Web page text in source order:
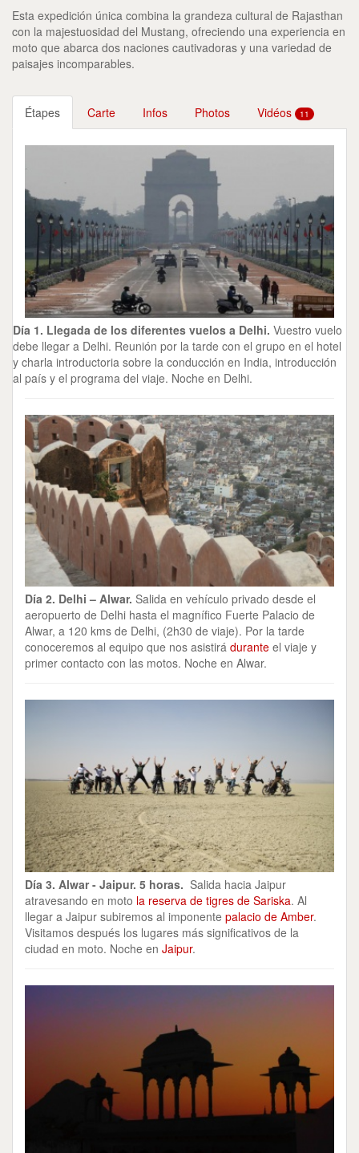
Esta expedición única combina la grandeza cultural de Rajasthan
con la majestuosidad del Mustang, ofreciendo una experiencia en
moto que abarca dos naciones cautivadoras y una variedad de
paisajes incomparables.
Étapes Carte Infos Photos Vidéos 11
Día 1. Llegada de los diferentes vuelos a Delhi. Vuestro vuelo
debe llegar a Delhi. Reunión por la tarde con el grupo en el hotel
y charla introductoria sobre la conducción en India, introducción
al país y el programa del viaje. Noche en Delhi.
Día 2. Delhi – Alwar. Salida en vehículo privado desde el
aeropuerto de Delhi hasta el magnífico Fuerte Palacio de
Alwar, a 120 kms de Delhi, (2h30 de viaje). Por la tarde
conoceremos al equipo que nos asistirá durante el viaje y
primer contacto con las motos. Noche en Alwar.
Día 3. Alwar - Jaipur. 5 horas. Salida hacia Jaipur
atravesando en moto la reserva de tigres de Sariska. Al
llegar a Jaipur subiremos al imponente palacio de Amber.
Visitamos después los lugares más significativos de la
ciudad en moto. Noche en Jaipur.